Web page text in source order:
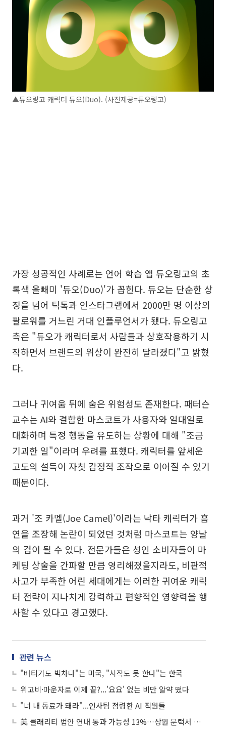
▲듀오링고 캐릭터 듀오(Duo). (사진제공=듀오링고)
가장 성공적인 사례로는 언어 학습 앱 듀오링고의 초
록색 올빼미 '듀오(Duo)'가 꼽힌다. 듀오는 단순한 상
징을 넘어 틱톡과 인스타그램에서 2000만 명 이상의
팔로워를 거느린 거대 인플루언서가 됐다. 듀오링고
측은 "듀오가 캐릭터로서 사람들과 상호작용하기 시
작하면서 브랜드의 위상이 완전히 달라졌다"고 밝혔
다.
그러나 귀여움 뒤에 숨은 위험성도 존재한다. 패터슨
교수는 AI와 결합한 마스코트가 사용자와 일대일로
대화하며 특정 행동을 유도하는 상황에 대해 "조금
기괴한 일"이라며 우려를 표했다. 캐릭터를 앞세운
고도의 설득이 자칫 감정적 조작으로 이어질 수 있기
때문이다.
과거 '조 카멜(Joe Camel)'이라는 낙타 캐릭터가 흡
연을 조장해 논란이 되었던 것처럼 마스코트는 양날
의 검이 될 수 있다. 전문가들은 성인 소비자들이 마
케팅 상술을 간파할 만큼 영리해졌을지라도, 비판적
사고가 부족한 어린 세대에게는 이러한 귀여운 캐릭
터 전략이 지나치게 강력하고 편향적인 영향력을 행
사할 수 있다고 경고했다.
관련 뉴스
"버티기도 벅차다"는 미국, "시작도 못 한다"는 한국
위고비·마운자로 이제 끝?...'요요' 없는 비만 알약 떴다
"너 내 동료가 돼라"...인사팀 점령한 AI 직원들
美 클래리티 법안 연내 통과 가능성 13%…상원 문턱서 제동